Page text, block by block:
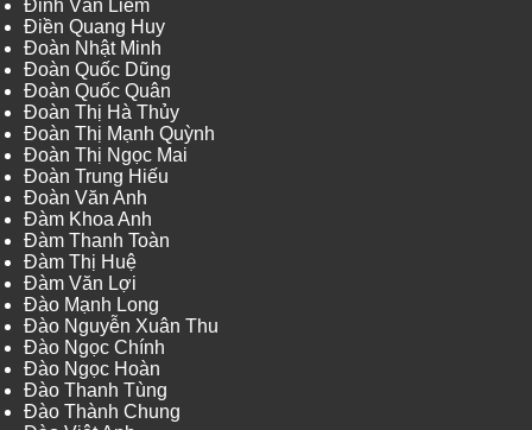
Đinh Văn Liêm
Điền Quang Huy
Đoàn Nhật Minh
Đoàn Quốc Dũng
Đoàn Quốc Quân
Đoàn Thị Hà Thủy
Đoàn Thị Mạnh Quỳnh
Đoàn Thị Ngọc Mai
Đoàn Trung Hiếu
Đoàn Văn Anh
Đàm Khoa Anh
Đàm Thanh Toàn
Đàm Thị Huệ
Đàm Văn Lợi
Đào Mạnh Long
Đào Nguyễn Xuân Thu
Đào Ngọc Chính
Đào Ngọc Hoàn
Đào Thanh Tùng
Đào Thành Chung